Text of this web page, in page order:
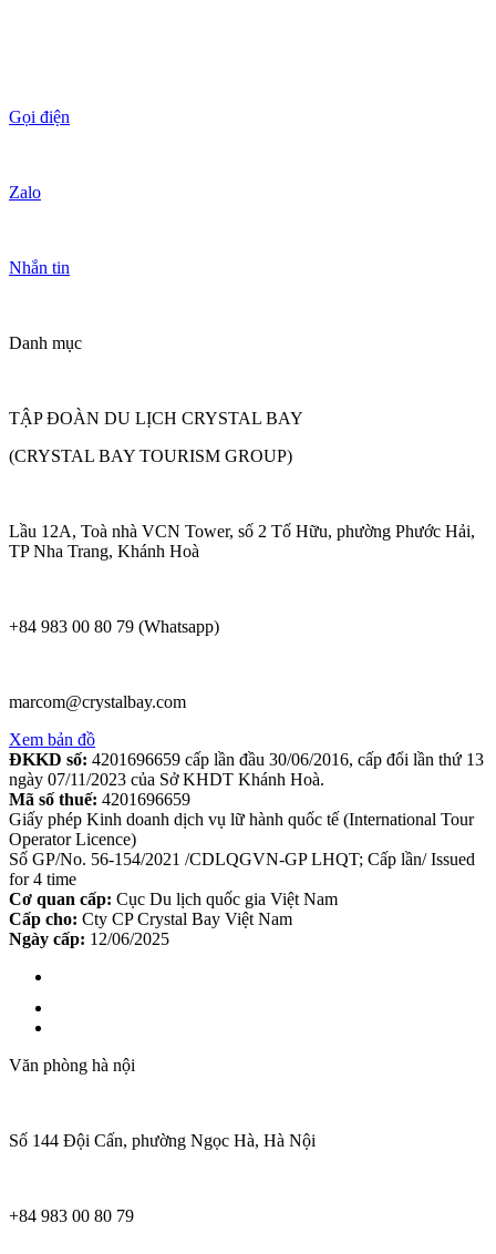
Gọi điện
Zalo
Nhắn tin
Danh mục
TẬP ĐOÀN DU LỊCH CRYSTAL BAY
(CRYSTAL BAY TOURISM GROUP)
Lầu 12A, Toà nhà VCN Tower, số 2 Tố Hữu, phường Phước Hải,
TP Nha Trang, Khánh Hoà
+84 983 00 80 79 (Whatsapp)
marcom@crystalbay.com
Xem bản đồ
ĐKKD số: 4201696659 cấp lần đầu 30/06/2016, cấp đổi lần thứ 13
ngày 07/11/2023 của Sở KHDT Khánh Hoà.
Mã số thuế: 4201696659
Giấy phép Kinh doanh dịch vụ lữ hành quốc tế (International Tour
Operator Licence)
Số GP/No. 56-154/2021 /CDLQGVN-GP LHQT; Cấp lần/ Issued
for 4 time
Cơ quan cấp: Cục Du lịch quốc gia Việt Nam
Cấp cho: Cty CP Crystal Bay Việt Nam
Ngày cấp: 12/06/2025
Văn phòng hà nội
Số 144 Đội Cấn, phường Ngọc Hà, Hà Nội
+84 983 00 80 79